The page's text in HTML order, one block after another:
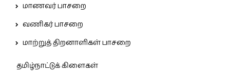
மாணவர் பாசறை
வணிகர் பாசறை
மாற்றுத் திறனாளிகள் பாசறை
தமிழ்நாட்டுக் கிளைகள்